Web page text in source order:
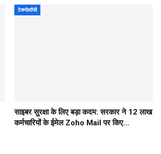
टेक्नोलॉजी
साइबर सुरक्षा के लिए बड़ा कदम: सरकार ने 12 लाख
कर्मचारियों के ईमेल Zoho Mail पर किए…